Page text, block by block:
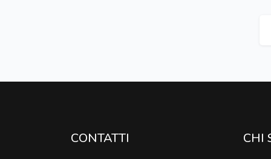
CONTATTI CHI